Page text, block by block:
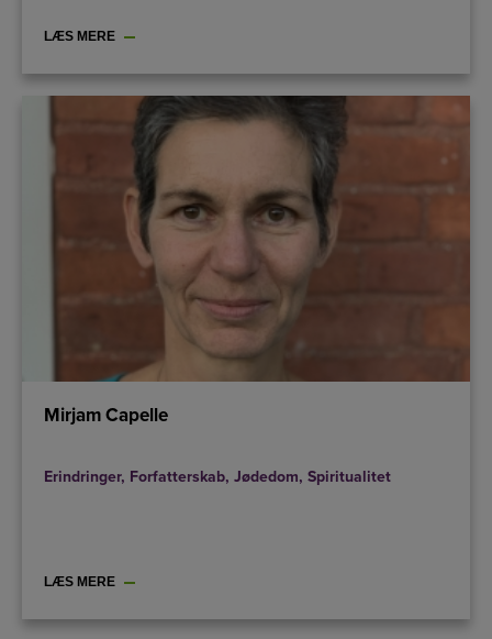
LÆS MERE
Mirjam Capelle
Erindringer, Forfatterskab, Jødedom, Spiritualitet
LÆS MERE